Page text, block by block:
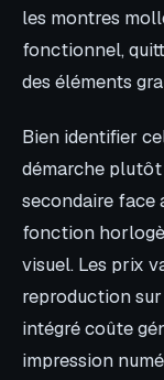
les montres
fonctionnel,
des éléments
Bien identifier
démarche
secondaire face
fonction
visuel. Les prix
reproduction
intégré coûte
impression